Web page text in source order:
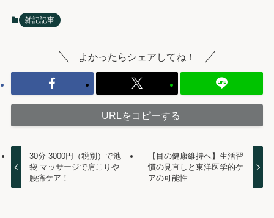
雑記記事
よかったらシェアしてね！
URLをコピーする
30分 3000円（税別）で池
袋 マッサージで肩こりや
腰痛ケア！
【目の健康維持へ】生活習
慣の見直しと東洋医学的ケ
アの可能性